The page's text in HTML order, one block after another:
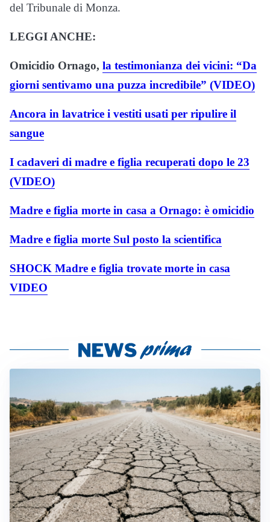
del Tribunale di Monza.
LEGGI ANCHE:
Omicidio Ornago, la testimonianza dei vicini: “Da
giorni sentivamo una puzza incredibile” (VIDEO)
Ancora in lavatrice i vestiti usati per ripulire il
sangue
I cadaveri di madre e figlia recuperati dopo le 23
(VIDEO)
Madre e figlia morte in casa a Ornago: è omicidio
Madre e figlia morte Sul posto la scientifica
SHOCK Madre e figlia trovate morte in casa
VIDEO